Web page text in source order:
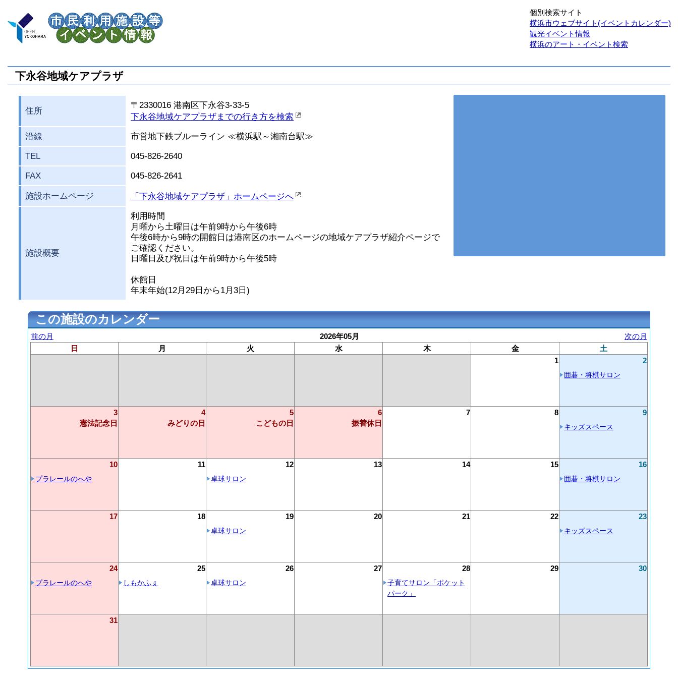
個別検索サイト
横浜市ウェブサイト(イベントカレンダー)
観光イベント情報
横浜のアート・イベント検索
下永谷地域ケアプラザ
住所
〒2330016 港南区下永谷3-33-5
下永谷地域ケアプラザまでの行き方を検索
沿線 市営地下鉄ブルーライン ≪横浜駅～湘南台駅≫
TEL 045-826-2640
FAX 045-826-2641
施設ホームページ 「下永谷地域ケアプラザ」ホームページへ
施設概要
利用時間
月曜から土曜日は午前9時から午後6時
午後6時から9時の開館日は港南区のホームページの地域ケアプラザ紹介ページで
ご確認ください。
日曜日及び祝日は午前9時から午後5時
休館日
年末年始(12月29日から1月3日)
この施設のカレンダー
前の月 2026年05月
次の月
日
月 火 水 木 金
土
1
2
囲碁・将棋サロン
3
憲法記念日
4
みどりの日
5
こどもの日
6
振替休日
7 8 9
キッズスペース
10
プラレールのへや
11 12
卓球サロン
13 14 15 16
囲碁・将棋サロン
17 18 19
卓球サロン
20 21 22 23
キッズスペース
24
プラレールのへや
25
しもかふぇ
26
卓球サロン
27 28
子育てサロン「ポケット
パーク」
29 30
31